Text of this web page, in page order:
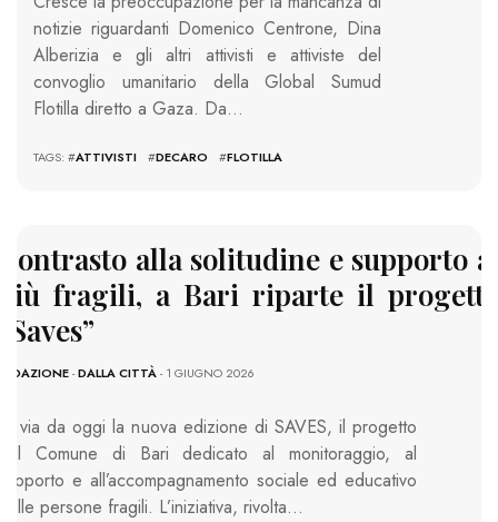
notizie riguardanti Domenico Centrone, Dina
Alberizia e gli altri attivisti e attiviste del
convoglio umanitario della Global Sumud
Flotilla diretto a Gaza. Da…
TAGS: #ATTIVISTI #DECARO #FLOTILLA
alla solitudine e supporto
fragili, a Bari riparte il
-DALLA CITTÀ- 1 GIUGNO 2026
via da oggi la nuova edizione di SAVES, il progetto
Comune di Bari dedicato al monitoraggio, al
e all’accompagnamento sociale ed educativo
persone fragili. L’iniziativa, rivolta…